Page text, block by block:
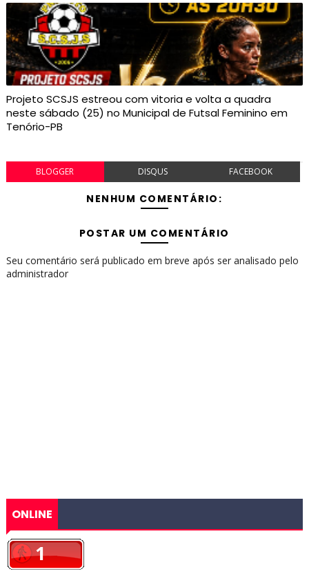
Projeto SCSJS estreou com vitoria e volta a quadra
neste sábado (25) no Municipal de Futsal Feminino em
Tenório-PB
BLOGGER DISQUS FACEBOOK
NENHUM COMENTÁRIO:
POSTAR UM COMENTÁRIO
Seu comentário será publicado em breve após ser analisado pelo
administrador
ONLINE